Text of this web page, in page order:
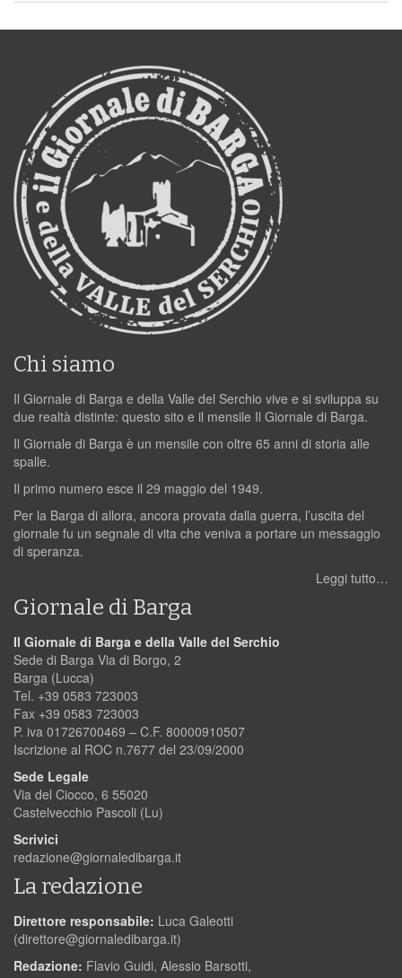
Chi siamo
Il Giornale di Barga e della Valle del Serchio vive e si sviluppa su
due realtà distinte: questo sito e il mensile Il Giornale di Barga.
Il Giornale di Barga è un mensile con oltre 65 anni di storia alle
spalle.
Il primo numero esce il 29 maggio del 1949.
Per la Barga di allora, ancora provata dalla guerra, l’uscita del
giornale fu un segnale di vita che veniva a portare un messaggio
di speranza.
Leggi tutto…
Giornale di Barga
Il Giornale di Barga e della Valle del Serchio
Sede di Barga Via di Borgo, 2
Barga (Lucca)
Tel. +39 0583 723003
Fax +39 0583 723003
P. iva 01726700469 – C.F. 80000910507
Iscrizione al ROC n.7677 del 23/09/2000
Sede Legale
Via del Ciocco, 6 55020
Castelvecchio Pascoli (Lu)
Scrivici
redazione@giornaledibarga.it
La redazione
Direttore responsabile: Luca Galeotti
(direttore@giornaledibarga.it)
Redazione: Flavio Guidi, Alessio Barsotti,